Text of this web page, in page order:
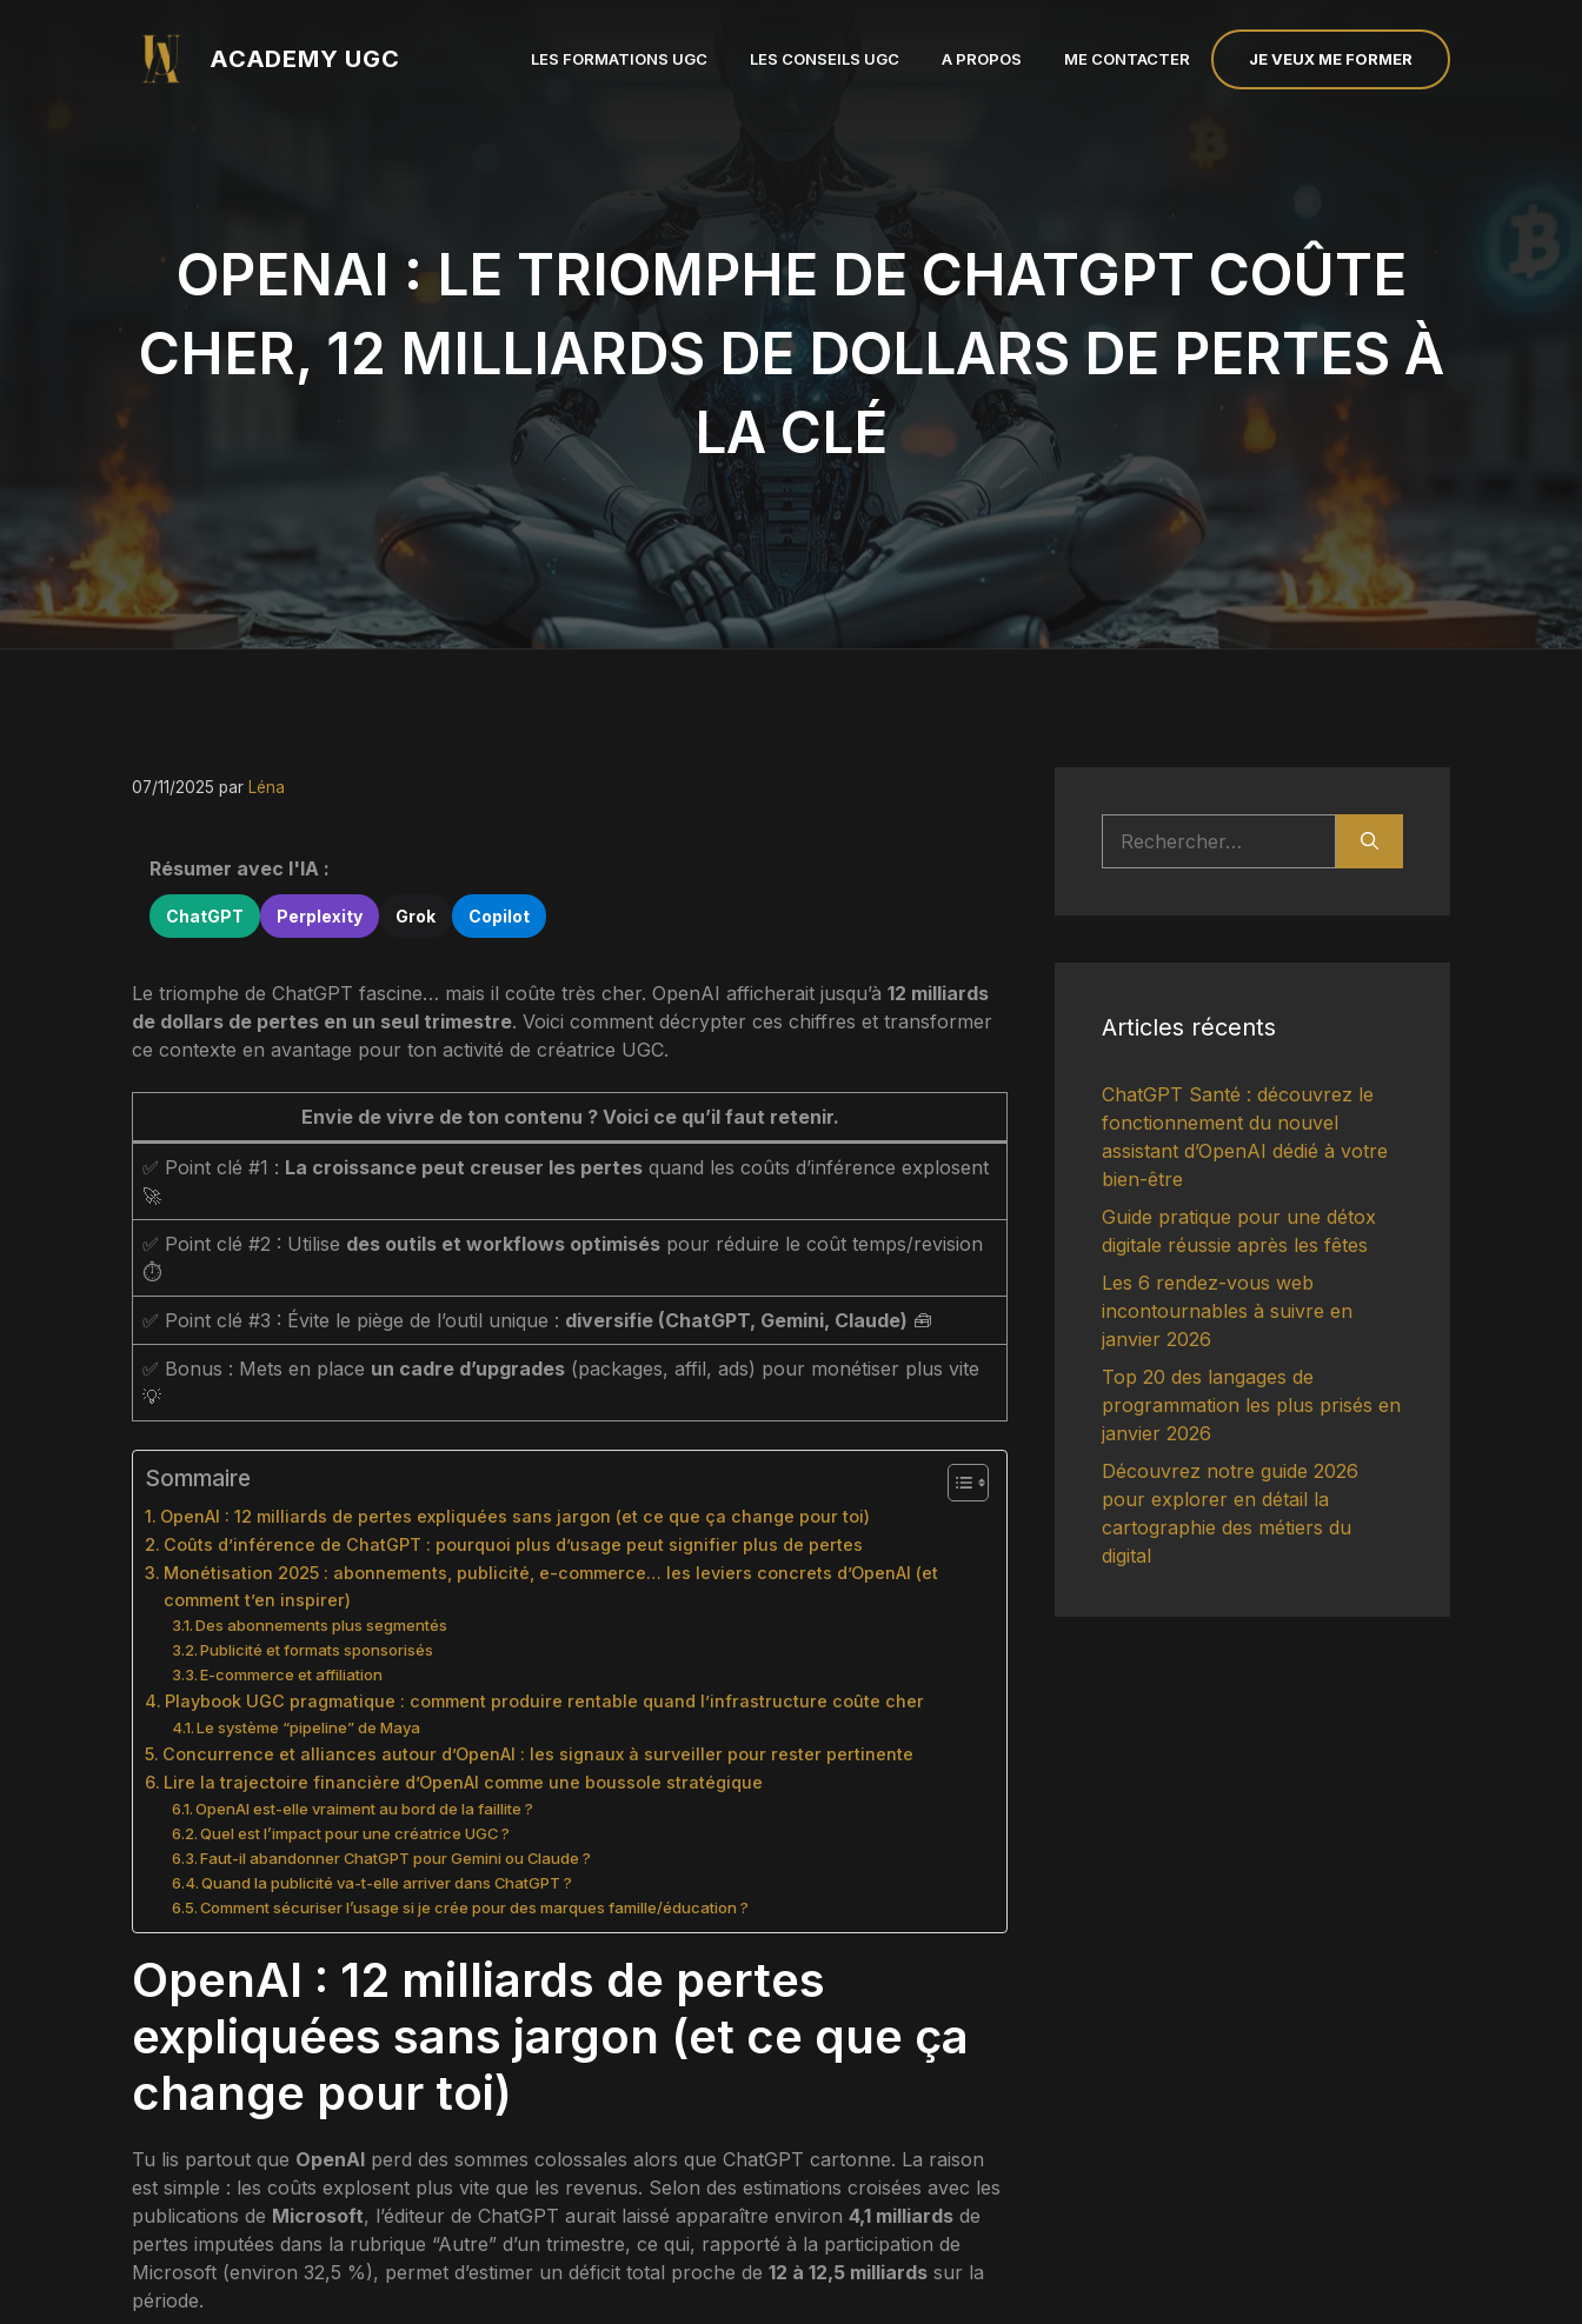
ACADEMY UGC LES FORMATIONS UGC LES CONSEILS UGC A PROPOS ME CONTACTER JE VEUX ME FORMER
OPENAI : LE TRIOMPHE DE CHATGPT COÛTE
CHER, 12 MILLIARDS DE DOLLARS DE PERTES À
LA CLÉ
07/11/2025 par Léna
Résumer avec l'IA :
ChatGPT Perplexity Grok Copilot
Le triomphe de ChatGPT fascine… mais il coûte très cher. OpenAI afficherait jusqu’à 12 milliards
de dollars de pertes en un seul trimestre. Voici comment décrypter ces chiffres et transformer
ce contexte en avantage pour ton activité de créatrice UGC.
Envie de vivre de ton contenu ? Voici ce qu’il faut retenir.
✅ Point clé #1 : La croissance peut creuser les pertes quand les coûts d’inférence explosent
🚀
✅ Point clé #2 : Utilise des outils et workflows optimisés pour réduire le coût temps/revision
⏱️
✅ Point clé #3 : Évite le piège de l’outil unique : diversifie (ChatGPT, Gemini, Claude) 🧰
✅ Bonus : Mets en place un cadre d’upgrades (packages, affil, ads) pour monétiser plus vite
💡
Sommaire
OpenAI : 12 milliards de pertes expliquées sans jargon (et ce que ça change pour toi)
Coûts d’inférence de ChatGPT : pourquoi plus d’usage peut signifier plus de pertes
Monétisation 2025 : abonnements, publicité, e-commerce… les leviers concrets d’OpenAI (et
comment t’en inspirer)
Des abonnements plus segmentés
Publicité et formats sponsorisés
E-commerce et affiliation
Playbook UGC pragmatique : comment produire rentable quand l’infrastructure coûte cher
Le système “pipeline” de Maya
Concurrence et alliances autour d’OpenAI : les signaux à surveiller pour rester pertinente
Lire la trajectoire financière d’OpenAI comme une boussole stratégique
OpenAI est-elle vraiment au bord de la faillite ?
Quel est l’impact pour une créatrice UGC ?
Faut-il abandonner ChatGPT pour Gemini ou Claude ?
Quand la publicité va-t-elle arriver dans ChatGPT ?
Comment sécuriser l’usage si je crée pour des marques famille/éducation ?
OpenAI : 12 milliards de pertes
expliquées sans jargon (et ce que ça
change pour toi)
Tu lis partout que OpenAI perd des sommes colossales alors que ChatGPT cartonne. La raison
est simple : les coûts explosent plus vite que les revenus. Selon des estimations croisées avec les
publications de Microsoft, l’éditeur de ChatGPT aurait laissé apparaître environ 4,1 milliards de
pertes imputées dans la rubrique “Autre” d’un trimestre, ce qui, rapporté à la participation de
Microsoft (environ 32,5 %), permet d’estimer un déficit total proche de 12 à 12,5 milliards sur la
période.
Articles récents
ChatGPT Santé : découvrez le
fonctionnement du nouvel
assistant d’OpenAI dédié à votre
bien-être
Guide pratique pour une détox
digitale réussie après les fêtes
Les 6 rendez-vous web
incontournables à suivre en
janvier 2026
Top 20 des langages de
programmation les plus prisés en
janvier 2026
Découvrez notre guide 2026
pour explorer en détail la
cartographie des métiers du
digital